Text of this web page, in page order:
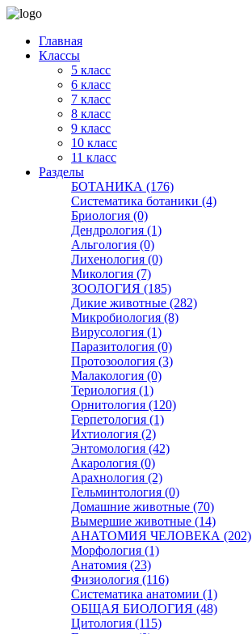
Главная
Классы
5 класс
6 класс
7 класс
8 класс
9 класс
10 класс
11 класс
Разделы
БОТАНИКА (176)
Систематика ботаники (4)
Бриология (0)
Дендрология (1)
Альгология (0)
Лихенология (0)
Микология (7)
ЗООЛОГИЯ (185)
Дикие животные (282)
Микробиология (8)
Вирусология (1)
Паразитология (0)
Протозоология (3)
Малакология (0)
Териология (1)
Орнитология (120)
Герпетология (1)
Ихтиология (2)
Энтомология (42)
Акарология (0)
Арахнология (2)
Гельминтология (0)
Домашние животные (70)
Вымершие животные (14)
АНАТОМИЯ ЧЕЛОВЕКА (202)
Морфология (1)
Анатомия (23)
Физиология (116)
Систематика анатомии (1)
ОБЩАЯ БИОЛОГИЯ (48)
Цитология (115)